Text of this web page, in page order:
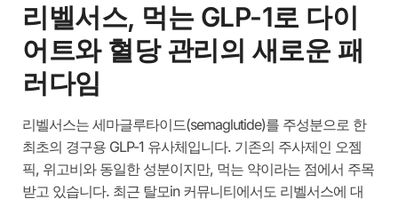
리벨서스, 먹는 GLP-1로 다이
어트와 혈당 관리의 새로운 패
러다임
리벨서스는 세마글루타이드(semaglutide)를 주성분으로 한
최초의 경구용 GLP-1 유사체입니다. 기존의 주사제인 오젬
픽, 위고비와 동일한 성분이지만, 먹는 약이라는 점에서 주목
받고 있습니다. 최근 탈모in 커뮤니티에서도 리벨서스에 대